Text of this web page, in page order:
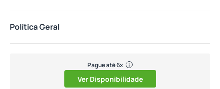
Política Geral
Pague até 6x
Ver Disponibilidade